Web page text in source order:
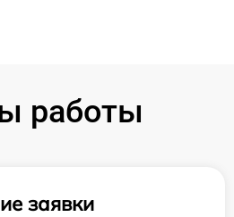
работы
заявки